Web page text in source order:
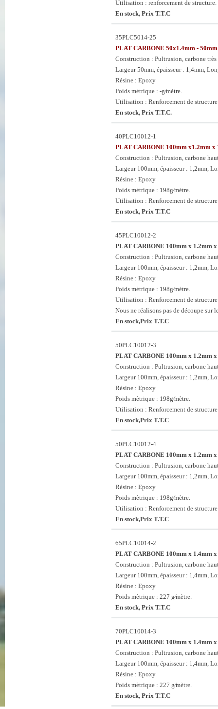
Utilisation : renforcement de structure.
En stock, Prix T.T.C
35PLC5014-25
PLAT CARBONE 50x1.4mm -
Construction : Pultrusion, carbone
Largeur 50mm, épaisseur : 1,4mm,
Résine : Epoxy
Poids mètrique : -g⁄mètre.
Utilisation : Renforcement de
En stock, Prix T.T.C.
40PLC10012-1
PLAT CARBONE 100mm x1.2mm x
Construction : Pultrusion, carbone
Largeur 100mm, épaisseur : 1,2mm,
Résine : Epoxy
Poids mètrique : 198g⁄mètre.
Utilisation : Renforcement de
En stock, Prix T.T.C
45PLC10012-2
PLAT CARBONE 100mm x 1.2mm
Construction : Pultrusion, carbone
Largeur 100mm, épaisseur : 1,2mm,
Résine : Epoxy
Poids mètrique : 198g⁄mètre.
Utilisation : Renforcement de
Nous ne réalisons pas de découpe sur
En stock,Prix T.T.C
50PLC10012-3
PLAT CARBONE 100mm x 1.2mm
Construction : Pultrusion, carbone
Largeur 100mm, épaisseur : 1,2mm,
Résine : Epoxy
Poids mètrique : 198g⁄mètre.
Utilisation : Renforcement de
En stock,Prix T.T.C
50PLC10012-4
PLAT CARBONE 100mm x 1.2mm
Construction : Pultrusion, carbone
Largeur 100mm, épaisseur : 1,2mm,
Résine : Epoxy
Poids mètrique : 198g⁄mètre.
Utilisation : Renforcement de
En stock,Prix T.T.C
65PLC10014-2
PLAT CARBONE 100mm x 1.4mm
Construction : Pultrusion, carbone
Largeur 100mm, épaisseur : 1,4mm,
Résine : Epoxy
Poids mètrique : 227 g⁄mètre.
En stock, Prix T.T.C
70PLC10014-3
PLAT CARBONE 100mm x 1.4mm
Construction : Pultrusion, carbone
Largeur 100mm, épaisseur : 1,4mm,
Résine : Epoxy
Poids mètrique : 227 g⁄mètre.
En stock, Prix T.T.C